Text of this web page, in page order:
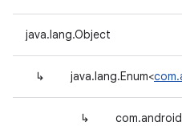
java.lang.Object
↳ java.lang.Enum<
↳